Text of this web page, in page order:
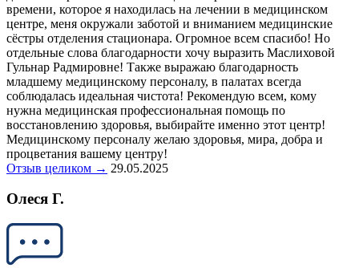
времени, которое я находилась на лечении в медицинском
центре, меня окружали заботой и вниманием медицинские
сёстры отделения стационара. Огромное всем спасибо! Но
отдельные слова благодарности хочу выразить Маслиховой
Гульнар Радмировне! Также выражаю благодарность
младшему медицинскому персоналу, в палатах всегда
соблюдалась идеальная чистота! Рекомендую всем, кому
нужна медицинская профессиональная помощь по
восстановлению здоровья, выбирайте именно этот центр!
Медицинскому персоналу желаю здоровья, мира, добра и
процветания вашему центру!
Отзыв целиком → 29.05.2025
Олеся Г.